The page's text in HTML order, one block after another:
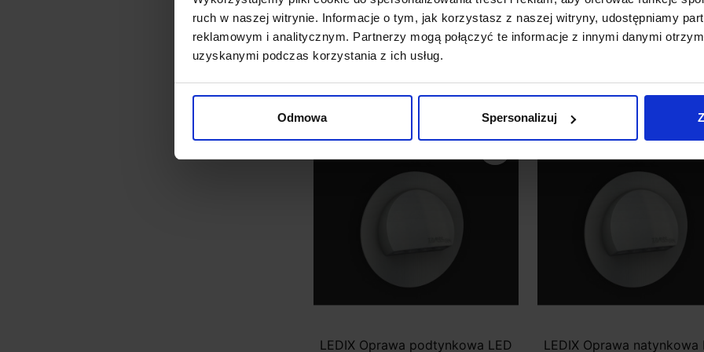
ruch w naszej witrynie. Informacje o tym, jak korzystasz z naszej witryny, udostępniamy
reklamowym i analitycznym. Partnerzy mogą połączyć te informacje z innymi danymi
uzyskanymi podczas korzystania z ich usług.
Odmowa Spersonalizuj
14V DC podtynkowa
121,83 zł
Zobacz szczegóły
14V DC podtynkowa
121,83 zł
Zobacz szczegóły
LEDIX Oprawa podtynkowa LED
LEDIX Oprawa natynkowa